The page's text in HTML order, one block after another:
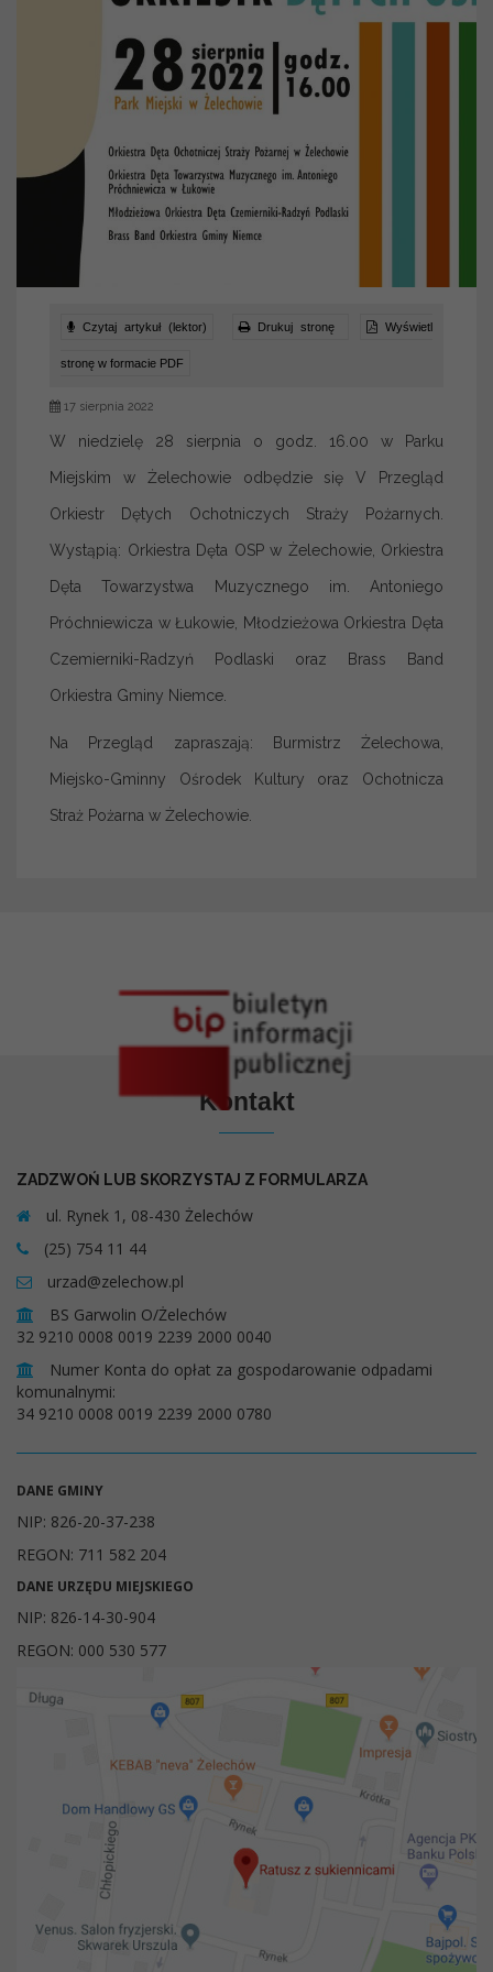
Czytaj artykuł (lektor) Drukuj stronę Wyświetl
stronę w formacie PDF
17 sierpnia 2022
W niedzielę 28 sierpnia o godz. 16.00 w Parku
Miejskim w Żelechowie odbędzie się V Przegląd
Orkiestr Dętych Ochotniczych Straży Pożarnych.
Wystąpią: Orkiestra Dęta OSP w Żelechowie, Orkiestra
Dęta Towarzystwa Muzycznego im. Antoniego
Próchniewicza w Łukowie, Młodzieżowa Orkiestra Dęta
Czemierniki-Radzyń Podlaski oraz Brass Band
Orkiestra Gminy Niemce.
Na Przegląd zapraszają: Burmistrz Żelechowa,
Miejsko-Gminny Ośrodek Kultury oraz Ochotnicza
Straż Pożarna w Żelechowie.
Kontakt
ZADZWOŃ LUB SKORZYSTAJ Z FORMULARZA
ul. Rynek 1, 08-430 Żelechów
(25) 754 11 44
urzad@zelechow.pl
BS Garwolin O/Żelechów
32 9210 0008 0019 2239 2000 0040
Numer Konta do opłat za gospodarowanie odpadami
komunalnymi:
34 9210 0008 0019 2239 2000 0780
DANE GMINY
NIP: 826-20-37-238
REGON: 711 582 204
DANE URZĘDU MIEJSKIEGO
NIP: 826-14-30-904
REGON: 000 530 577